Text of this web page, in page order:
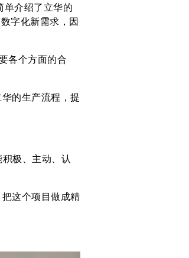
介绍了立华的
字化新需求，因
各个方面的合
的生产流程，提
极、主动、认
这个项目做成精